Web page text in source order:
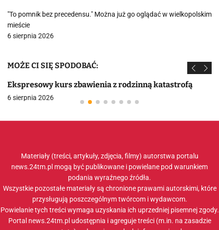
"To pomnik bez precedensu." Można już go oglądać w wielkopolskim
mieście
6 sierpnia 2026
MOŻE CI SIĘ SPODOBAĆ:
Ekspresowy kurs zbawienia z rodzinną katastrofą
6 sierpnia 2026
Materiały (treści, artykuły, zdjęcia, filmy) autorstwa portalu
news.24tm.pl mogą być publikowane i powielane pod warunkiem
podania wyraźnego źródła.
Wszystkie pozostałe materiały są chronione prawami autorskimi, które
przysługują poszczególnym twórcom i wydawcom.
Powielanie tych treści wymaga uzyskania ich uprzedniej pisemnej zgody.
Portal news.24tm.pl udostępnia i agreguje treści (m.in. na zasadzie